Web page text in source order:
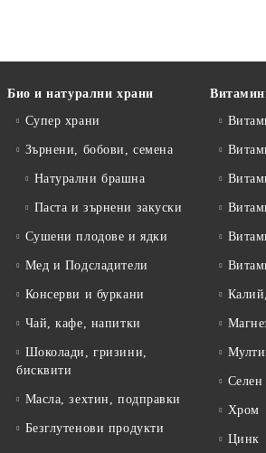
Био и натурални храни
Супер храни
Зърнени, бобови, семена
Натурални брашна
Паста и зърнени закуски
Сушени плодове и ядки
Мед и Подсладители
Консерви и буркани
Чай, кафе, напитки
Шоколади, гризини,
бисквити
Масла, зехтин, подправки
Безглутенови продукти
Селен
Хром
Цинк